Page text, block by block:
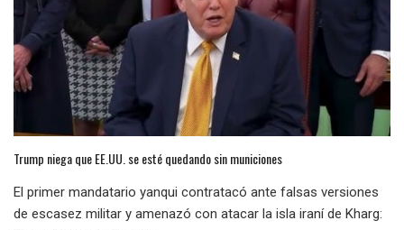
Trump niega que EE.UU. se esté quedando sin municiones
El primer mandatario yanqui contratacó ante falsas versiones
de escasez militar y amenazó con atacar la isla iraní de Kharg: